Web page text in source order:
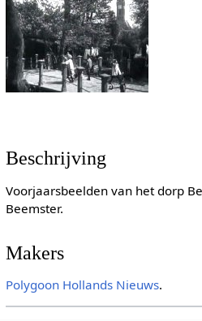
Beschrijving
Voorjaarsbeelden van het dorp
Beemster.
Makers
Polygoon Hollands Nieuws.